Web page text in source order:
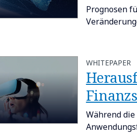
Prognosen
WHITEPAPER
Während